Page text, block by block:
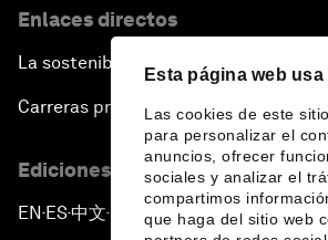
Esta página web
Las cookies de este
para personalizar el
anuncios, ofrecer
sociales y analizar el
compartimos
que haga del sitio web
Enlaces directos
La sostenibilidad en el Foro
Carreras profesionales
Ediciones en otros idiomas
EN ▪ES▪中文▪ 日本語